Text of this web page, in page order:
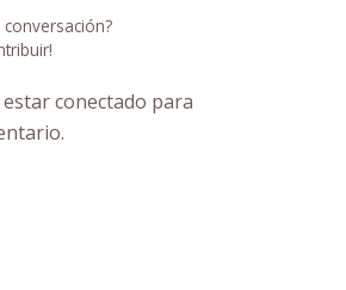
estarconectado para